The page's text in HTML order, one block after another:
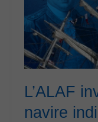
L’ALAF
navire